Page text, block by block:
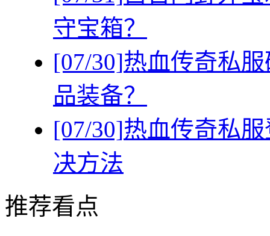
守宝箱？
[07/30]热血传奇私
品装备？
[07/30]热血传奇私
决方法
推荐看点